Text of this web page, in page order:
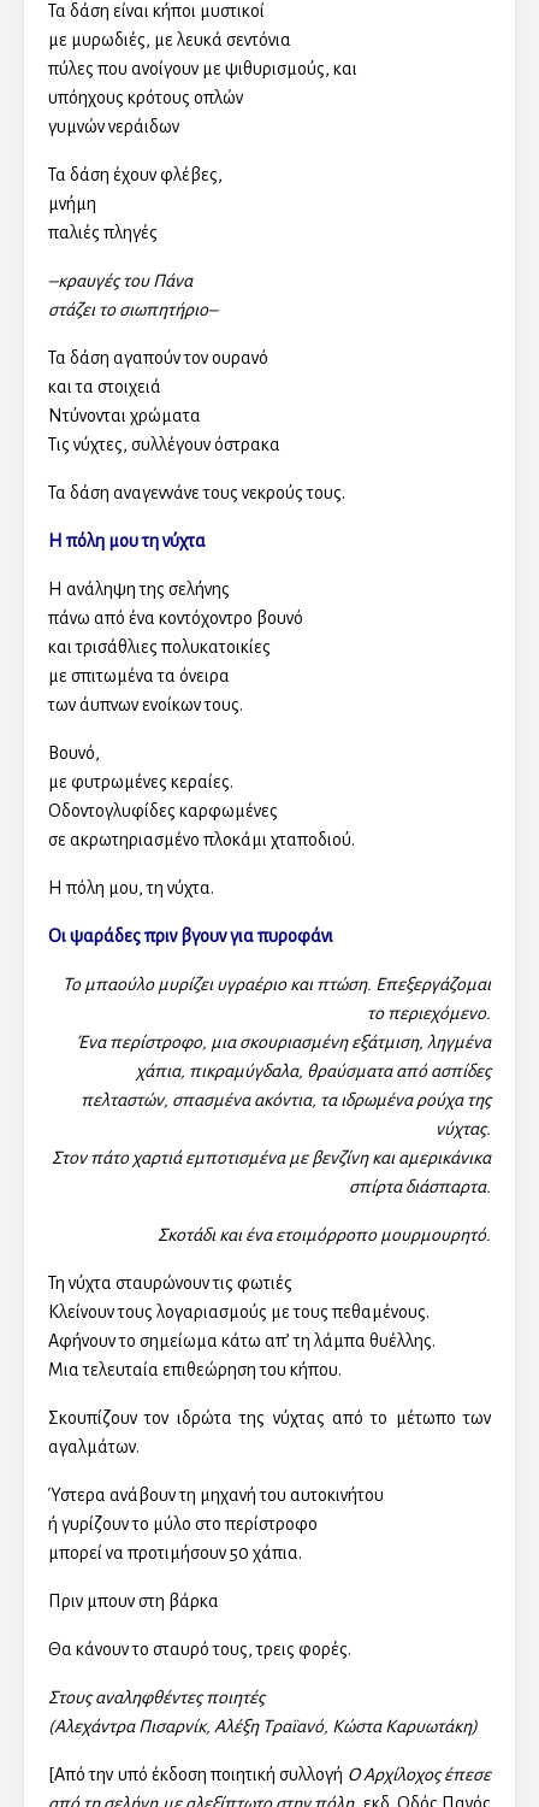
Τα δάση είναι κήποι μυστικοί
με μυρωδιές, με λευκά σεντόνια
πύλες που ανοίγουν με ψιθυρισμούς, και
υπόηχους κρότους οπλών
γυμνών νεράιδων
Τα δάση έχουν φλέβες,
μνήμη
παλιές πληγές
–κραυγές του Πάνα
στάζει το σιωπητήριο–
Τα δάση αγαπούν τον ουρανό
και τα στοιχειά
Ντύνονται χρώματα
Τις νύχτες, συλλέγουν όστρακα
Τα δάση αναγεννάνε τους νεκρούς τους.
Η πόλη μου τη νύχτα
Η ανάληψη της σελήνης
πάνω από ένα κοντόχοντρο βουνό
και τρισάθλιες πολυκατοικίες
με σπιτωμένα τα όνειρα
των άυπνων ενοίκων τους.
Βουνό,
με φυτρωμένες κεραίες.
Οδοντογλυφίδες καρφωμένες
σε ακρωτηριασμένο πλοκάμι χταποδιού.
Η πόλη μου, τη νύχτα.
Οι ψαράδες πριν βγουν για πυροφάνι
Το μπαούλο μυρίζει υγραέριο και πτώση. Επεξεργάζομαι
το περιεχόμενο.
Ένα περίστροφο, μια σκουριασμένη εξάτμιση, ληγμένα
χάπια, πικραμύγδαλα, θραύσματα από ασπίδες
πελταστών, σπασμένα ακόντια, τα ιδρωμένα ρούχα της
νύχτας.
Στον πάτο χαρτιά εμποτισμένα με βενζίνη και αμερικάνικα
σπίρτα διάσπαρτα.
Σκοτάδι και ένα ετοιμόρροπο μουρμουρητό.
Τη νύχτα σταυρώνουν τις φωτιές
Κλείνουν τους λογαριασμούς με τους πεθαμένους.
Αφήνουν το σημείωμα κάτω απ’ τη λάμπα θυέλλης.
Μια τελευταία επιθεώρηση του κήπου.
Σκουπίζουν τον ιδρώτα της νύχτας από το μέτωπο των
αγαλμάτων.
Ύστερα ανάβουν τη μηχανή του αυτοκινήτου
ή γυρίζουν το μύλο στο περίστροφο
μπορεί να προτιμήσουν 50 χάπια.
Πριν μπουν στη βάρκα
Θα κάνουν το σταυρό τους, τρεις φορές.
Στους αναληφθέντες ποιητές
(Αλεχάντρα Πισαρνίκ, Αλέξη Τραϊανό, Κώστα Καρυωτάκη)
[Από την υπό έκδοση ποιητική συλλογή Ο Αρχίλοχος έπεσε